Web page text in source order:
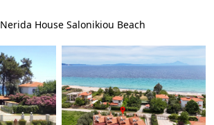
Nerida House Salonikiou Beach